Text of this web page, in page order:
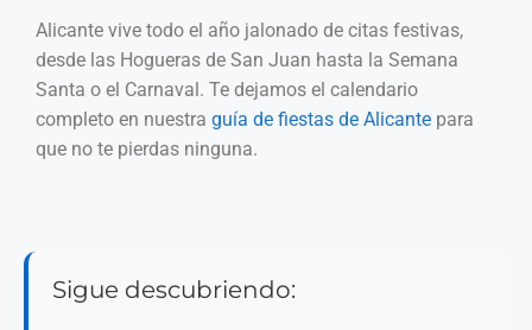
Alicante vive todo el año jalonado de citas festivas,
desde las Hogueras de San Juan hasta la Semana
Santa o el Carnaval. Te dejamos el calendario
completo en nuestra guía de fiestas de Alicante para
que no te pierdas ninguna.
Sigue descubriendo: